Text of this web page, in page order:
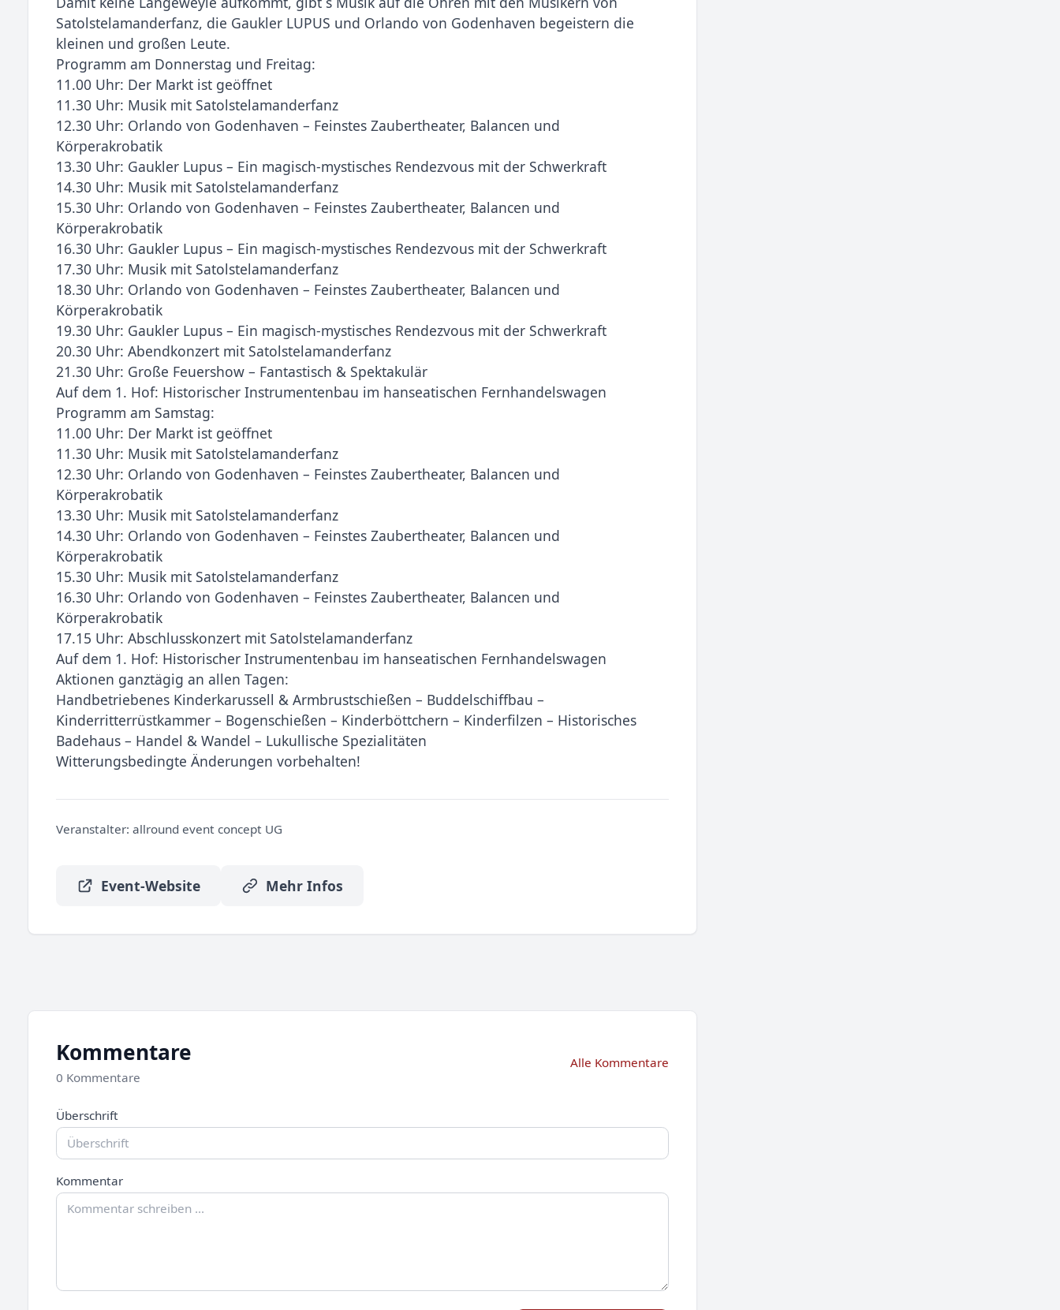
Satolstelamanderfanz, die Gaukler LUPUS und Orlando von Godenhaven begeistern die
kleinen und großen Leute.
Programm am Donnerstag und Freitag:
11.00 Uhr: Der Markt ist geöffnet
11.30 Uhr: Musik mit Satolstelamanderfanz
12.30 Uhr: Orlando von Godenhaven – Feinstes Zaubertheater, Balancen und
Körperakrobatik
13.30 Uhr: Gaukler Lupus – Ein magisch-mystisches Rendezvous mit der Schwerkraft
14.30 Uhr: Musik mit Satolstelamanderfanz
15.30 Uhr: Orlando von Godenhaven – Feinstes Zaubertheater, Balancen und
Körperakrobatik
16.30 Uhr: Gaukler Lupus – Ein magisch-mystisches Rendezvous mit der Schwerkraft
17.30 Uhr: Musik mit Satolstelamanderfanz
18.30 Uhr: Orlando von Godenhaven – Feinstes Zaubertheater, Balancen und
Körperakrobatik
19.30 Uhr: Gaukler Lupus – Ein magisch-mystisches Rendezvous mit der Schwerkraft
20.30 Uhr: Abendkonzert mit Satolstelamanderfanz
21.30 Uhr: Große Feuershow – Fantastisch & Spektakulär
Auf dem 1. Hof: Historischer Instrumentenbau im hanseatischen Fernhandelswagen
Programm am Samstag:
11.00 Uhr: Der Markt ist geöffnet
11.30 Uhr: Musik mit Satolstelamanderfanz
12.30 Uhr: Orlando von Godenhaven – Feinstes Zaubertheater, Balancen und
Körperakrobatik
13.30 Uhr: Musik mit Satolstelamanderfanz
14.30 Uhr: Orlando von Godenhaven – Feinstes Zaubertheater, Balancen und
Körperakrobatik
15.30 Uhr: Musik mit Satolstelamanderfanz
16.30 Uhr: Orlando von Godenhaven – Feinstes Zaubertheater, Balancen und
Körperakrobatik
17.15 Uhr: Abschlusskonzert mit Satolstelamanderfanz
Auf dem 1. Hof: Historischer Instrumentenbau im hanseatischen Fernhandelswagen
Aktionen ganztägig an allen Tagen:
Handbetriebenes Kinderkarussell & Armbrustschießen – Buddelschiffbau –
Kinderritterrüstkammer – Bogenschießen – Kinderböttchern – Kinderfilzen – Historisches
Badehaus – Handel & Wandel – Lukullische Spezialitäten
Witterungsbedingte Änderungen vorbehalten!
Veranstalter: allround event concept UG
Event-Website Mehr Infos
Kommentare
0 Kommentare
Alle Kommentare
Überschrift
Kommentar